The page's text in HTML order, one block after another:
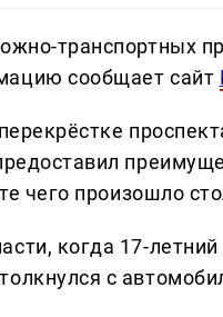
транспортных
сообщает сайт
чего произошло
когда 17-
с